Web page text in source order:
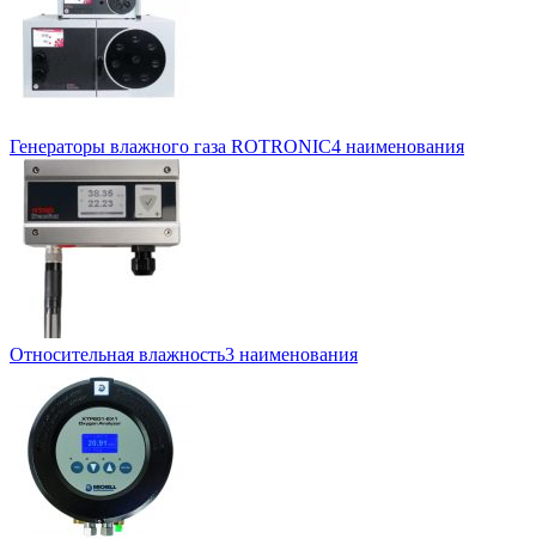
Генераторы влажного газа ROTRONIC4 наименования
Относительная влажность3 наименования